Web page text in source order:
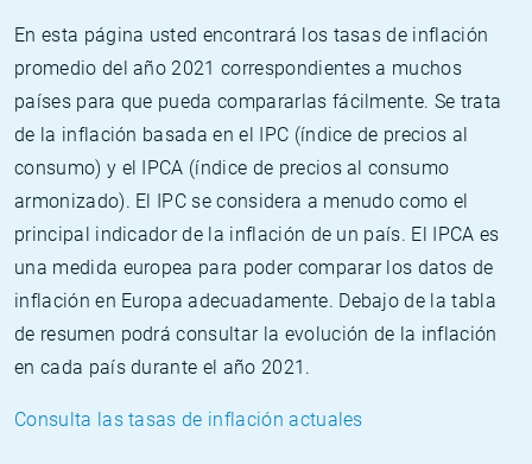
En esta página usted encontrará los tasas de inflación
promedio del año 2021 correspondientes a muchos
países para que pueda compararlas fácilmente. Se trata
de la inflación basada en el IPC (índice de precios al
consumo) y el IPCA (índice de precios al consumo
armonizado). El IPC se considera a menudo como el
principal indicador de la inflación de un país. El IPCA es
una medida europea para poder comparar los datos de
inflación en Europa adecuadamente. Debajo de la tabla
de resumen podrá consultar la evolución de la inflación
en cada país durante el año 2021.
Consulta las tasas de inflación actuales